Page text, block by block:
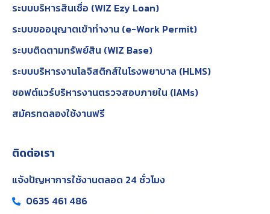
ระบบบริหารสินเชื่อ (WIZ Ezy Loan)
ระบบขออนุญาตเข้าทำงาน (e-Work Permit)
ระบบติดตามทรัพย์สิน (WIZ Base)
ระบบบริหารงานโลจิสติกส์ในโรงพยาบาล (HLMS)
ซอฟต์แวร์บริหารงานตรวจสอบภายใน (IAMs)
สมัครทดลองใช้งานฟรี
ติดต่อเรา
แจ้งปัญหาการใช้งานตลอด 24 ชั่วโมง
0635 461 486